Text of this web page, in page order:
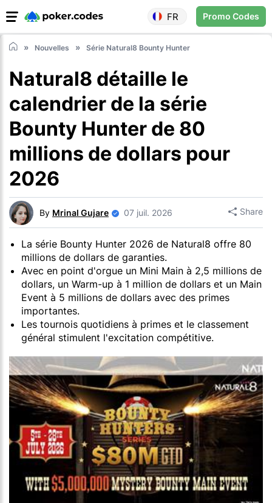
FR Promo Codes
Nouvelles Série Natural8 Bounty Hunter
Natural8 détaille le
calendrier de la série
Bounty Hunter de 80
millions de dollars pour
2026
By Mrinal Gujare 07 juil. 2026 Share
La série Bounty Hunter 2026 de Natural8 offre 80
millions de dollars de garanties.
Avec en point d'orgue un Mini Main à 2,5 millions de
dollars, un Warm-up à 1 million de dollars et un Main
Event à 5 millions de dollars avec des primes
importantes.
Les tournois quotidiens à primes et le classement
général stimulent l'excitation compétitive.